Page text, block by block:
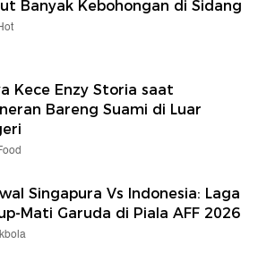
Banyak Kebohongan di Sidang
Kece Enzy Storia saat
Bareng Suami di Luar
Singapura Vs Indonesia: Laga
Mati Garuda di Piala AFF 2026